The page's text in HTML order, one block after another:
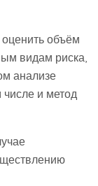
объём
видам риска,
анализе
числе и метод